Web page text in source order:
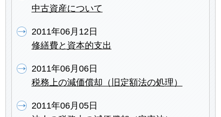
中古資産について
2011年06月12日
修繕費と資本的支出
2011年06月06日
税務上の減価償却（旧定額法の処理）
2011年06月05日